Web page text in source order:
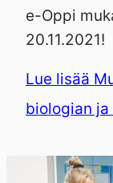
e-Oppi
20.11.2021!
Lue lisää
biologian